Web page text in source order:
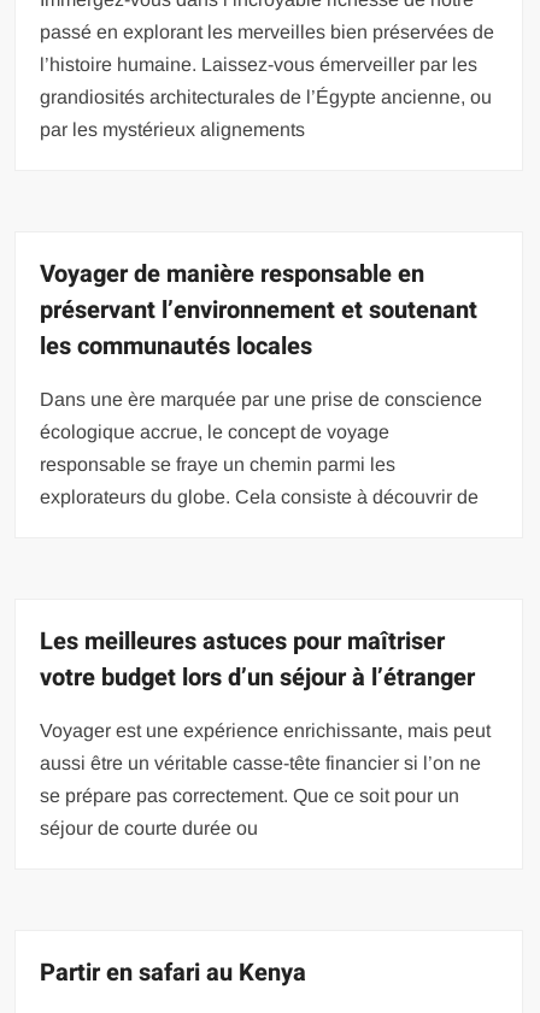
passé en explorant les merveilles bien préservées de
l’histoire humaine. Laissez-vous émerveiller par les
grandiosités architecturales de l’Égypte ancienne, ou
par les mystérieux alignements
Voyager de manière responsable en
préservant l’environnement et soutenant
les communautés locales
Dans une ère marquée par une prise de conscience
écologique accrue, le concept de voyage
responsable se fraye un chemin parmi les
explorateurs du globe. Cela consiste à découvrir de
Les meilleures astuces pour maîtriser
votre budget lors d’un séjour à l’étranger
Voyager est une expérience enrichissante, mais peut
aussi être un véritable casse-tête financier si l’on ne
se prépare pas correctement. Que ce soit pour un
séjour de courte durée ou
Partir en safari au Kenya